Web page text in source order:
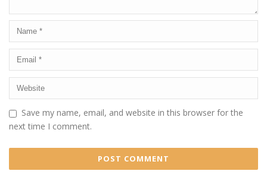
Save my name, email, and website in this browser for the
next time I comment.